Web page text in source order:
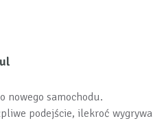
nowego samochodu.
podejście, ilekroć wygrywa